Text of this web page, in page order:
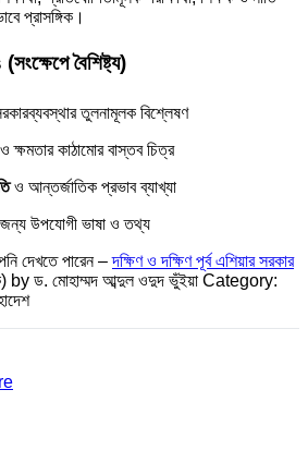
প্রাসঙ্গিক।
বৈশিষ্ট্য)
তুলনামূলক বিশ্লেষণ
ক্ষমতার কাঠামোর বাস্তব চিত্র
ও আন্তর্জাতিক প্রভাব ব্যাখ্যা
উপযোগী ভাষা ও তথ্য
দেখতে পারেন –দক্ষিণ ও দক্ষিণ পূর্ব এশিয়ার সরকার
by ড. মোহাম্মদ আব্দুল ওদুদ ভুঁইয়া Category: